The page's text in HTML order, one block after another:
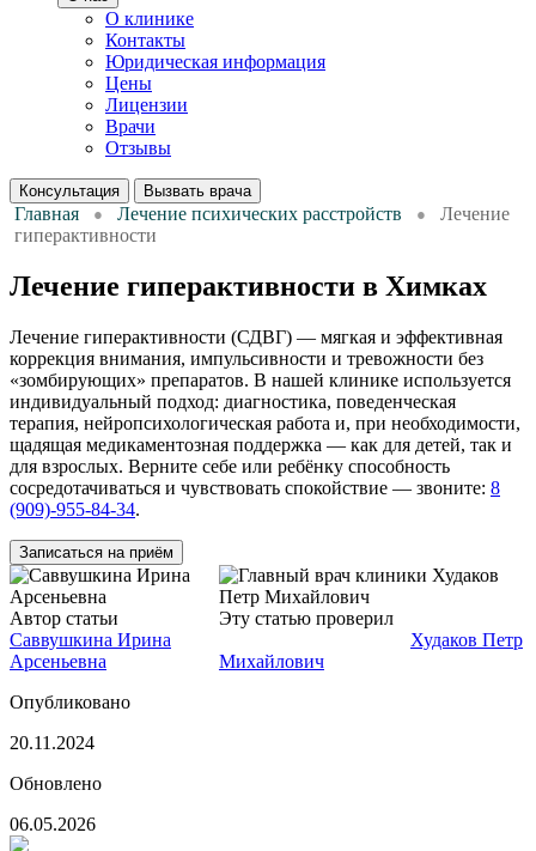
О клинике
Контакты
Юридическая информация
Цены
Лицензии
Врачи
Отзывы
Консультация Вызвать врача
Главная Лечение психических расстройств
Лечение
гиперактивности
Лечение гиперактивности в Химках
Лечение гиперактивности (СДВГ) — мягкая и эффективная
коррекция внимания, импульсивности и тревожности без
«зомбирующих» препаратов. В нашей клинике используется
индивидуальный подход: диагностика, поведенческая
терапия, нейропсихологическая работа и, при необходимости,
щадящая медикаментозная поддержка — как для детей, так и
для взрослых. Верните себе или ребёнку способность
сосредотачиваться и чувствовать спокойствие — звоните: 8
(909)-955-84-34.
Записаться на приём
Автор статьи
Саввушкина Ирина
Арсеньевна
Эту статью проверил
Худаков Петр
Михайлович
Опубликовано
20.11.2024
Обновлено
06.05.2026